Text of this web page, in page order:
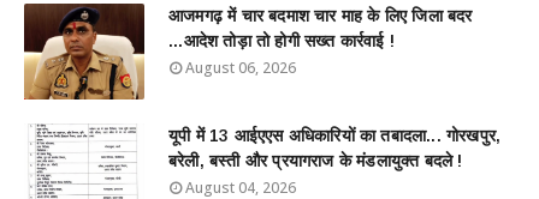
आजमगढ़ में चार बदमाश चार माह के लिए जिला बदर
...आदेश तोड़ा तो होगी सख्त कार्रवाई !
August 06, 2026
यूपी में 13 आईएएस अधिकारियों का तबादला... गोरखपुर,
बरेली, बस्ती और प्रयागराज के मंडलायुक्त बदले !
August 04, 2026